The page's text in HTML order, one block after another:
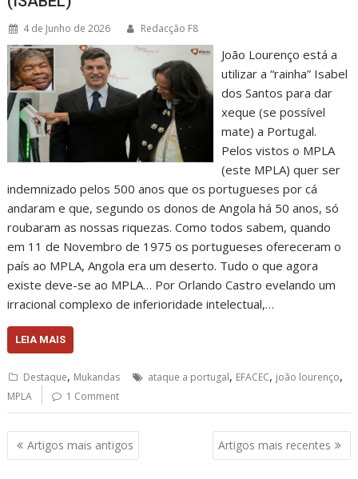
4 de Junho de 2026 Redacção F8
João Lourenço está a
utilizar a “rainha” Isabel
dos Santos para dar
xeque (se possível
mate) a Portugal.
Pelos vistos o MPLA
(este MPLA) quer ser
indemnizado pelos 500 anos que os portugueses por cá
andaram e que, segundo os donos de Angola há 50 anos, só
roubaram as nossas riquezas. Como todos sabem, quando
em 11 de Novembro de 1975 os portugueses ofereceram o
país ao MPLA, Angola era um deserto. Tudo o que agora
existe deve-se ao MPLA… Por Orlando Castro evelando um
irracional complexo de inferioridade intelectual,…
LEIA MAIS
Destaque, Mukandas ataque a portugal, EFACEC, joão lourenço,
MPLA 1 Comment
Navegação
de
Artigos mais antigos Artigos mais recentes